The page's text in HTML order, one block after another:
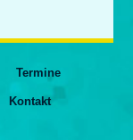
Termine
Kontakt